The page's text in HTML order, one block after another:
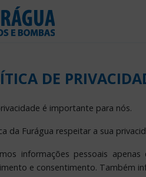
DE
é importante para nós.
da Furágua respeitar a sua
informações pessoais
e consentimento. Também